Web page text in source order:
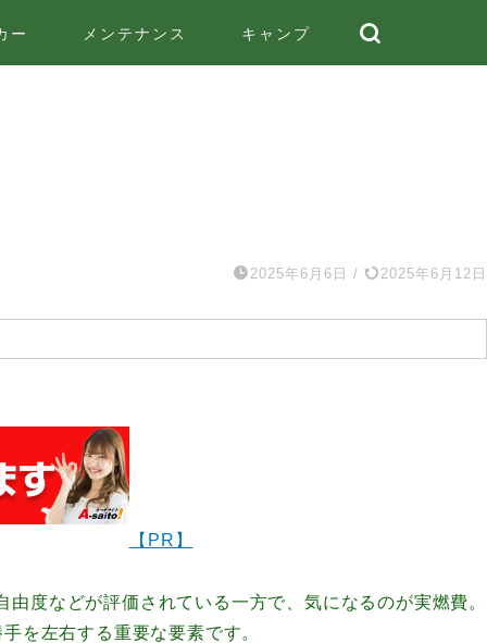
ー メンテナンス キャンプ
2025年6月6日 / 2025年6月12日
【PR】
度などが評価されている一方で、気になるのが実燃費。
を左右する重要な要素です。